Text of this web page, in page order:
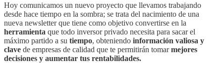
Hoy comunicamos un nuevo proyecto que llevamos trabajando
desde hace tiempo en la sombra; se trata del nacimiento de una
nueva newsletter que tiene como objetivo convertirse en la
herramienta que todo inversor privado necesita para sacar el
máximo partido a su tiempo, obteniendo información valiosa y
clave de empresas de calidad que te permitirán tomarmejores
decisiones y aumentar tus rentabilidades.